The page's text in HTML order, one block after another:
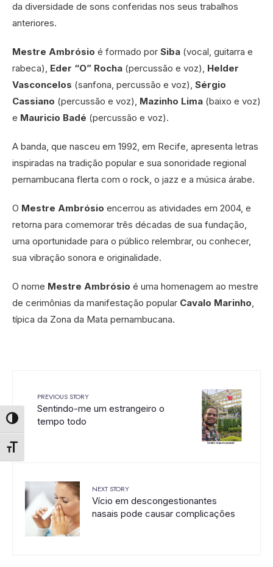
Alternar alto contraste
Alternar tamanho da fonte
da diversidade de sons conferidas nos seus trabalhos
anteriores.
Mestre Ambrósio é formado por Siba (vocal, guitarra e
rabeca), Eder “O” Rocha (percussão e voz), Helder
Vasconcelos (sanfona, percussão e voz), Sérgio
Cassiano (percussão e voz), Mazinho Lima (baixo e voz)
e Mauricio Badé (percussão e voz).
A banda, que nasceu em 1992, em Recife, apresenta letras
inspiradas na tradição popular e sua sonoridade regional
pernambucana flerta com o rock, o jazz e a música árabe.
O Mestre Ambrósio encerrou as atividades em 2004, e
retorna para comemorar três décadas de sua fundação,
uma oportunidade para o público relembrar, ou conhecer,
sua vibração sonora e originalidade.
O nome Mestre Ambrósio é uma homenagem ao mestre
de cerimônias da manifestação popular Cavalo Marinho
típica da Zona da Mata pernambucana.
PREVIOUS STORY
Sentindo-me um estrangeiro o
tempo todo
NEXT STORY
Vício em descongestionantes
nasais pode causar complicações